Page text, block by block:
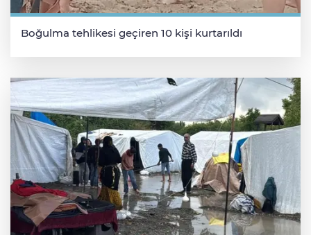
Boğulma tehlikesi geçiren 10 kişi kurtarıldı